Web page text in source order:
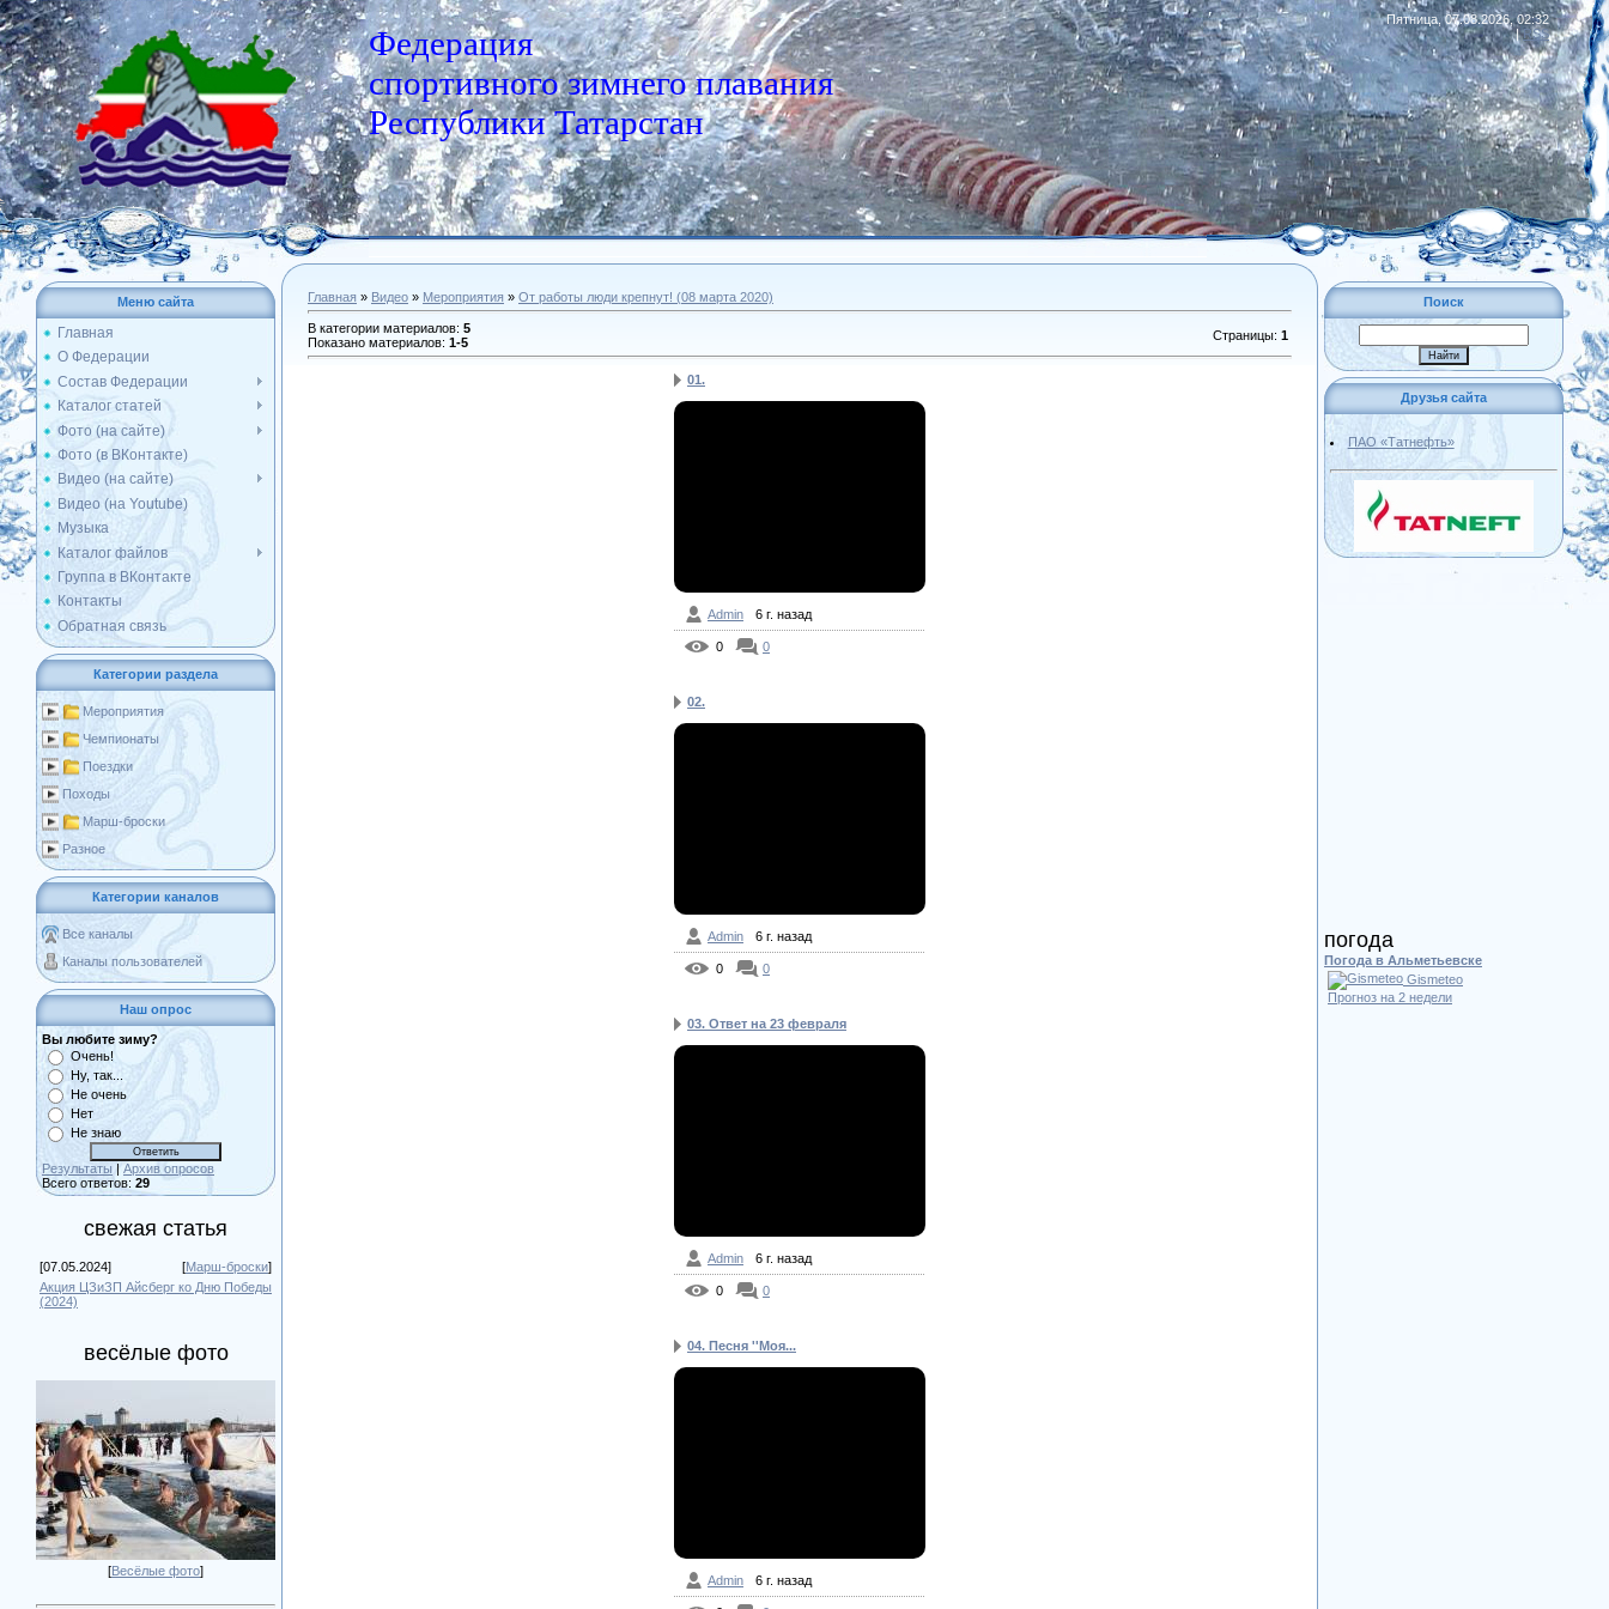
Федерация
спортивного зимнего плавания
Республики Татарстан
Пятница, 07.08.2026, 02:32
|RSS
Меню сайта
Главная
О Федерации
Состав Федерации
Каталог статей
Фото (на сайте)
Фото (в ВКонтакте)
Видео (на сайте)
Видео (на Youtube)
Музыка
Каталог файлов
Группа в ВКонтакте
Контакты
Обратная связь
Категории раздела
Мероприятия
Чемпионаты
Поездки
Походы
Марш-броски
Разное
Категории каналов
Все каналы
Каналы пользователей
Наш опрос
Вы любите зиму?
Очень!
Ну, так...
Не очень
Нет
Не знаю
Результаты | Архив опросов
Всего ответов: 29
свежая статья
[07.05.2024] [Марш-броски]
Акция ЦЗиЗП Айсберг ко Дню Победы
(2024)
весёлые фото
[Весёлые фото]
Главная » Видео » Мероприятия » От работы люди крепнут! (08 марта 2020)
В категории материалов: 5
Показано материалов: 1-5 Страницы: 1
01.
Admin 6 г. назад
0 0
02.
Admin 6 г. назад
0 0
03. Ответ на 23 февраля
Admin 6 г. назад
0 0
04. Песня ''Моя...
Admin 6 г. назад
Поиск
Друзья сайта
ПАО «Татнефть»
погода
Погода в Альметьевске
Gismeteo
Прогноз на 2 недели